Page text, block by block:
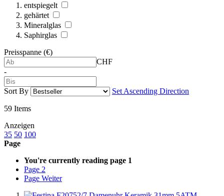
entspiegelt
gehärtet
Mineralglas
Saphirglas
Preisspanne (€)
CHF
-
Sort By Set Ascending Direction
59 Items
Anzeigen
35 50 100
Page
You're currently reading page 1
Page 2
Page Weiter